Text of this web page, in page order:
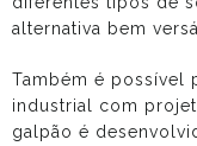
alternativa bem
Também é possível
industrial
com
galpão é